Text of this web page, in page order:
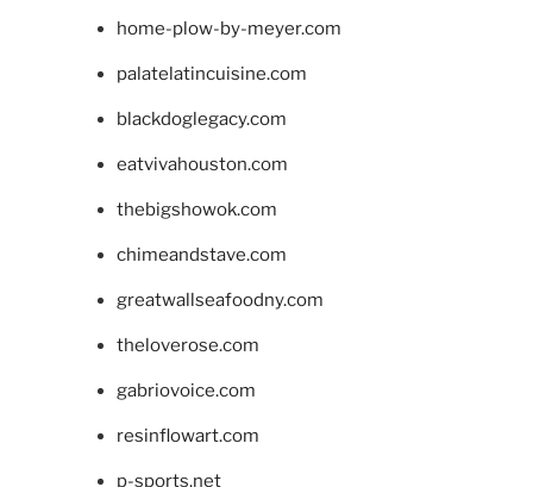
home-plow-by-meyer.com
palatelatincuisine.com
blackdoglegacy.com
eatvivahouston.com
thebigshowok.com
chimeandstave.com
greatwallseafoodny.com
theloverose.com
gabriovoice.com
resinflowart.com
p-sports.net